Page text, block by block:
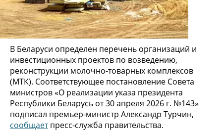
В Беларуси определен перечень организаций и
инвестиционных проектов по возведению,
реконструкции молочно-товарных комплексов
(МТК). Соответствующее постановление Совета
министров «О реализации указа президента
Республики Беларусь от 30 апреля 2026 г. №143»
подписал премьер-министр Александр Турчин,
сообщаетпресс-служба правительства.